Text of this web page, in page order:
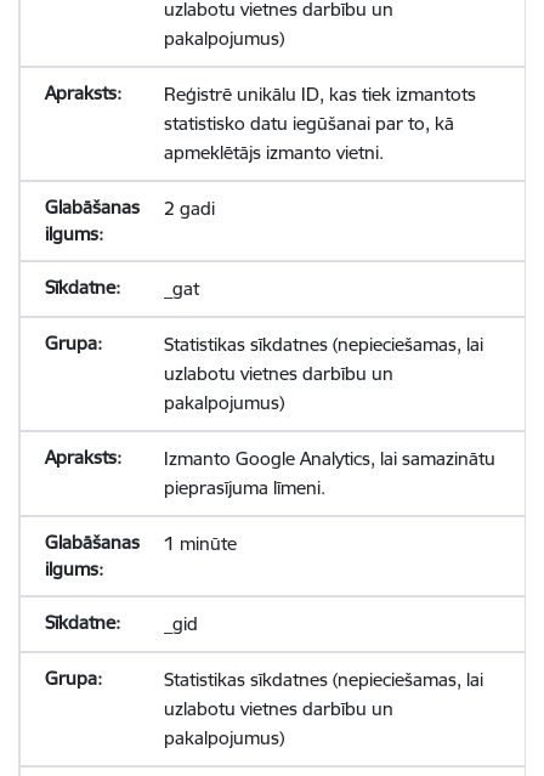
uzlabotu vietnes darbību un
pakalpojumus)
Reģistrē unikālu ID, kas tiek izmantots
statistisko datu iegūšanai par to, kā
apmeklētājs izmanto vietni.
2 gadi
_gat
Statistikas sīkdatnes (nepieciešamas, lai
uzlabotu vietnes darbību un
pakalpojumus)
Izmanto Google Analytics, lai samazinātu
pieprasījuma līmeni.
1 minūte
_gid
Statistikas sīkdatnes (nepieciešamas, lai
uzlabotu vietnes darbību un
pakalpojumus)